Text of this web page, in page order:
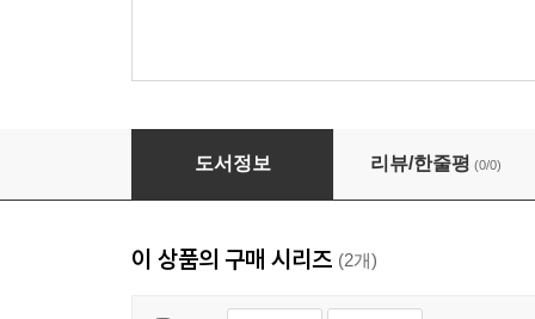
던전 엘프 ~던전에 보물상자가 있는 건 당연한
도서정보 리뷰/한줄평 (0/0)
이 상품의 구매 시리즈 (2개)